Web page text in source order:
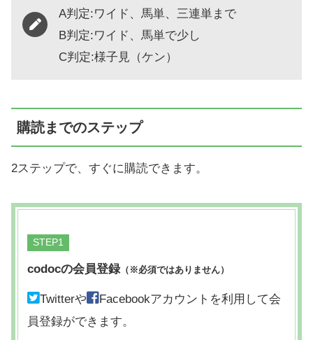
A判定:ワイド、馬単、三連単まで
B判定:ワイド、馬単で少し
C判定:様子見（ケン）
購読までのステップ
2ステップで、すぐに購読できます。
STEP
codocの会員登録（※必須ではありません）
Twitterや
Facebookアカウントを利用して会
員登録ができます。